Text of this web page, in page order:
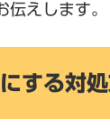
伝えします。
する対